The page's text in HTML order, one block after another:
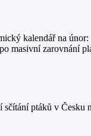
kalendář na únor:
masivní zarovnání
sčítání ptáků v Česku